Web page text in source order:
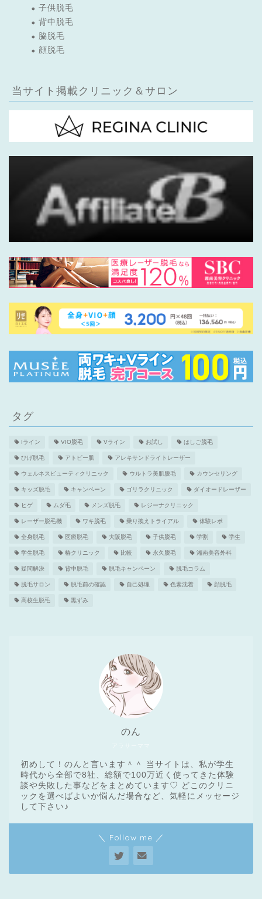
子供脱毛
背中脱毛
脇脱毛
顔脱毛
当サイト掲載クリニック＆サロン
タグ
Iライン VIO脱毛 Vライン お試し はしご脱毛
ひげ脱毛 アトピー肌 アレキサンドライトレーザー
ウェルネスビューティクリニック ウルトラ美肌脱毛 カウンセリング
キッズ脱毛 キャンペーン ゴリラクリニック ダイオードレーザー
ヒゲ ムダ毛 メンズ脱毛 レジーナクリニック
レーザー脱毛機 ワキ脱毛 乗り換えトライアル 体験レポ
全身脱毛 医療脱毛 大阪脱毛 子供脱毛 学割 学生
学生脱毛 椿クリニック 比較 永久脱毛 湘南美容外科
疑問解決 背中脱毛 脱毛キャンペーン 脱毛コラム
脱毛サロン 脱毛前の確認 自己処理 色素沈着 顔脱毛
高校生脱毛 黒ずみ
のん
初めして！のんと言います＾＾ 当サイトは、私が学生
時代から全部で8社、総額で100万近く使ってきた体験
談や失敗した事などをまとめています♡ どこのクリニ
ックを選べばよいか悩んだ場合など、気軽にメッセージ
して下さい♪
＼ Follow me ／クリニック一覧
脱毛体験レポート